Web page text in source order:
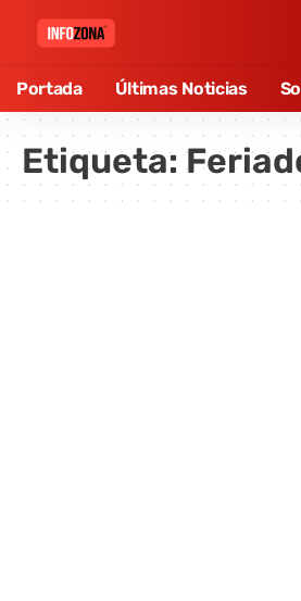
Portada Últimas Noticias
Etiqueta: